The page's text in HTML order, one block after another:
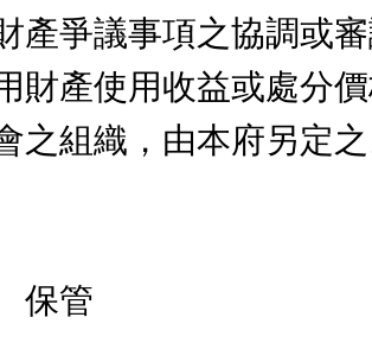
產爭議事項之協調或
財產使用收益或處分
之組織，由本府另定
管